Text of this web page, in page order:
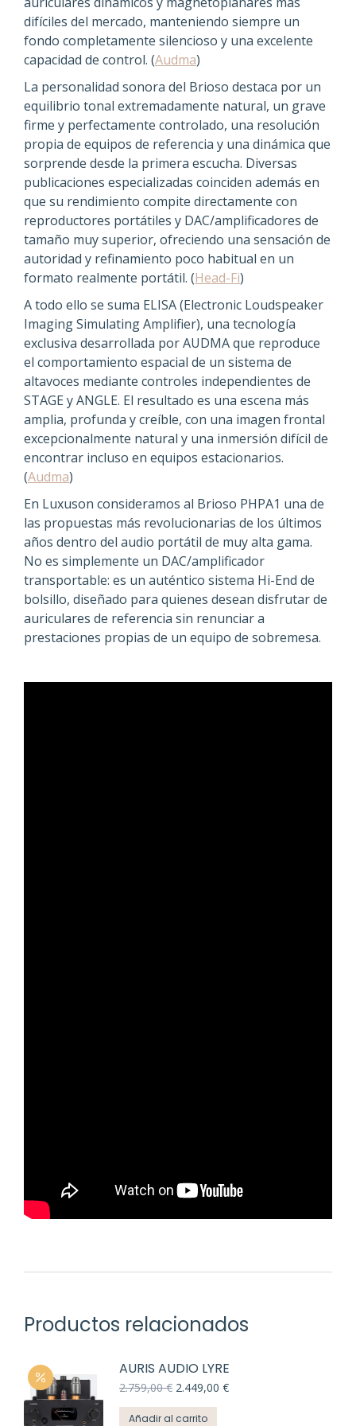
difíciles del mercado, manteniendo siempre un
fondo completamente silencioso y una excelente
capacidad de control. (Audma)
La personalidad sonora del Brioso destaca por un
equilibrio tonal extremadamente natural, un grave
firme y perfectamente controlado, una resolución
propia de equipos de referencia y una dinámica que
sorprende desde la primera escucha. Diversas
publicaciones especializadas coinciden además en
que su rendimiento compite directamente con
reproductores portátiles y DAC/amplificadores de
tamaño muy superior, ofreciendo una sensación de
autoridad y refinamiento poco habitual en un
formato realmente portátil. (Head-Fi)
A todo ello se suma ELISA (Electronic Loudspeaker
Imaging Simulating Amplifier), una tecnología
exclusiva desarrollada por AUDMA que reproduce
el comportamiento espacial de un sistema de
altavoces mediante controles independientes de
STAGE y ANGLE. El resultado es una escena más
amplia, profunda y creíble, con una imagen frontal
excepcionalmente natural y una inmersión difícil de
encontrar incluso en equipos estacionarios.
(Audma)
En Luxuson consideramos al Brioso PHPA1 una de
las propuestas más revolucionarias de los últimos
años dentro del audio portátil de muy alta gama.
No es simplemente un DAC/amplificador
transportable: es un auténtico sistema Hi-End de
bolsillo, diseñado para quienes desean disfrutar de
auriculares de referencia sin renunciar a
prestaciones propias de un equipo de sobremesa.
Productos relacionados
AURIS AUDIO LYRE
2.759,00€ El
original
2.449,00 €El
Añadir al carrito